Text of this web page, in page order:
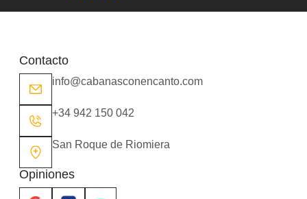
Contacto
info@cabanasconencanto.com
+34 942 150 042
San Roque de Riomiera
Opiniones